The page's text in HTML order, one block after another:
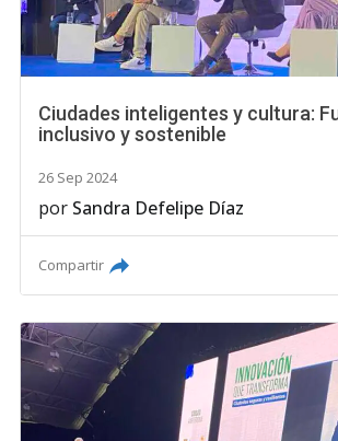
Ciudades inteligentes y cultura:
inclusivo y sostenible
26 Sep 2024
por Sandra Defelipe Díaz
Compartir